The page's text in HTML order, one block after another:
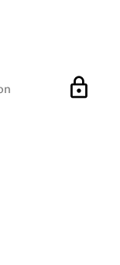
lock